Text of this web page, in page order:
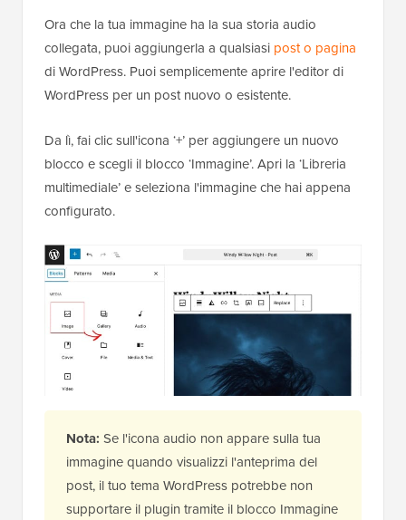
Ora che la tua immagine ha la sua storia audio
collegata, puoi aggiungerla a qualsiasi post o pagina
di WordPress. Puoi semplicemente aprire l'editor di
WordPress per un post nuovo o esistente.
Da lì, fai clic sull'icona ‘+’ per aggiungere un nuovo
blocco e scegli il blocco ‘Immagine’. Apri la ‘Libreria
multimediale’ e seleziona l'immagine che hai appena
configurato.
Nota: Se l'icona audio non appare sulla tua
immagine quando visualizzi l'anteprima del
post, il tuo tema WordPress potrebbe non
supportare il plugin tramite il blocco Immagine